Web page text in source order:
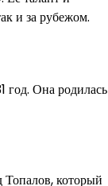
и за рубежом.
год. Она родилась
который